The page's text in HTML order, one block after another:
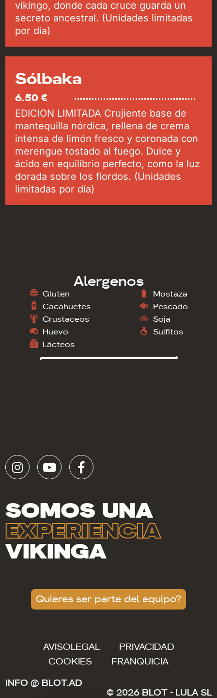
vikingo, donde cada cruce guarda un
secreto ancestral. (Unidades limitadas
por día)
Sólbaka
6.50 €
EDICION LIMITADA Crujiente base de
mantequilla nórdica, rellena de crema
intensa de limón fresco y coronada con
merengue tostado al fuego. Dulce y
ácido en equilibrio perfecto, como la luz
dorada sobre los fiordos. (Unidades
limitadas por día)
Alergenos
Gluten
Cacahuetes
Crustaceos
Huevo
Lácteos
Mostaza
Pescado
Soja
Sulfitos
SOMOS UNA
EXPERIENCIA
VIKINGA
Quieres ser parte del equipo?
INFO @ BLOT.AD
AVISOLEGAL
PRIVACIDAD
COOKIES
FRANQUICIA
© 2026 BLOT - LULA SL